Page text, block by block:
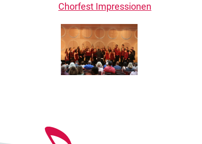
Chorfest Impressionen